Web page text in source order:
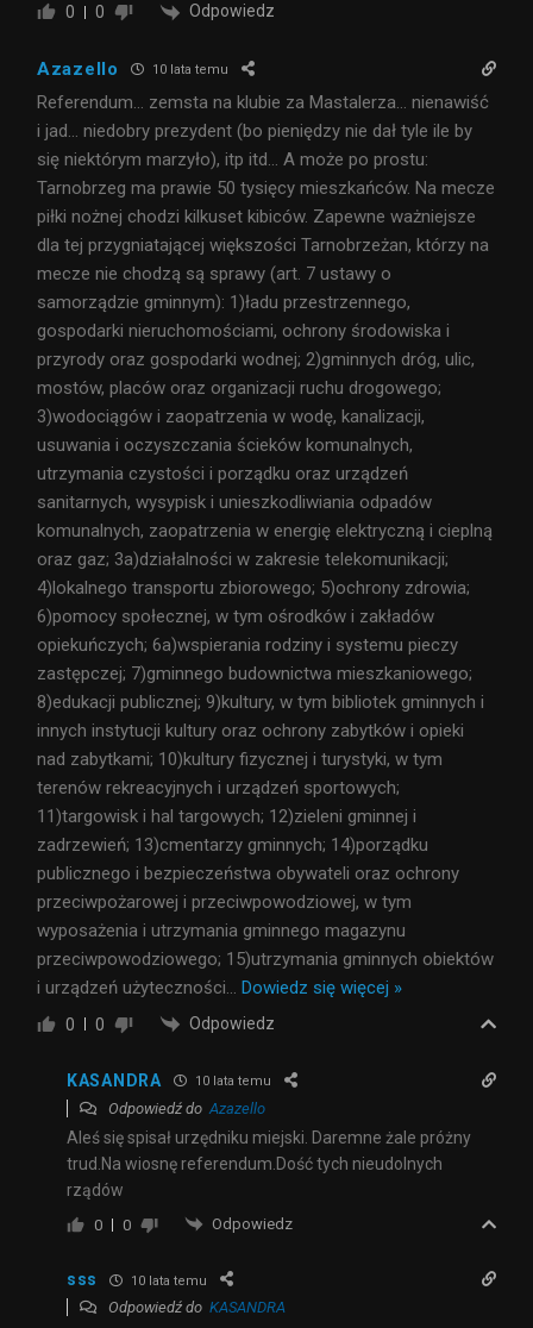
0 0 Odpowiedz
Azazello 10 lata temu
Referendum… zemsta na klubie za Mastalerza… nienawiść
i jad… niedobry prezydent (bo pieniędzy nie dał tyle ile by
się niektórym marzyło), itp itd… A może po prostu:
Tarnobrzeg ma prawie 50 tysięcy mieszkańców. Na mecze
piłki nożnej chodzi kilkuset kibiców. Zapewne ważniejsze
dla tej przygniatającej większości Tarnobrzeżan, którzy na
mecze nie chodzą są sprawy (art. 7 ustawy o
samorządzie gminnym): 1)ładu przestrzennego,
gospodarki nieruchomościami, ochrony środowiska i
przyrody oraz gospodarki wodnej; 2)gminnych dróg, ulic,
mostów, placów oraz organizacji ruchu drogowego;
3)wodociągów i zaopatrzenia w wodę, kanalizacji,
usuwania i oczyszczania ścieków komunalnych,
utrzymania czystości i porządku oraz urządzeń
sanitarnych, wysypisk i unieszkodliwiania odpadów
komunalnych, zaopatrzenia w energię elektryczną i cieplną
oraz gaz; 3a)działalności w zakresie telekomunikacji;
4)lokalnego transportu zbiorowego; 5)ochrony zdrowia;
6)pomocy społecznej, w tym ośrodków i zakładów
opiekuńczych; 6a)wspierania rodziny i systemu pieczy
zastępczej; 7)gminnego budownictwa mieszkaniowego;
8)edukacji publicznej; 9)kultury, w tym bibliotek gminnych i
innych instytucji kultury oraz ochrony zabytków i opieki
nad zabytkami; 10)kultury fizycznej i turystyki, w tym
terenów rekreacyjnych i urządzeń sportowych;
11)targowisk i hal targowych; 12)zieleni gminnej i
zadrzewień; 13)cmentarzy gminnych; 14)porządku
publicznego i bezpieczeństwa obywateli oraz ochrony
przeciwpożarowej i przeciwpowodziowej, w tym
wyposażenia i utrzymania gminnego magazynu
przeciwpowodziowego; 15)utrzymania gminnych obiektów
i urządzeń użyteczności
Dowiedz się więcej »
0 0 Odpowiedz
KASANDRA 10 lata temu
Odpowiedź do Azazello
Aleś się spisał urzędniku miejski. Daremne żale próżny
trud.Na wiosnę referendum.Dość tych nieudolnych
rządów
0 0 Odpowiedz
sss 10 lata temu
Odpowiedź do KASANDRA